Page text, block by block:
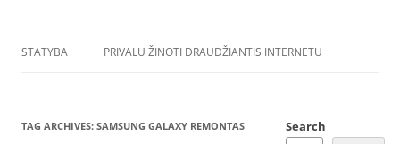
STATYBA PRIVALU ŽINOTI DRAUDŽIANTIS INTERNETU
TAG ARCHIVES: SAMSUNG GALAXY REMONTAS
Search